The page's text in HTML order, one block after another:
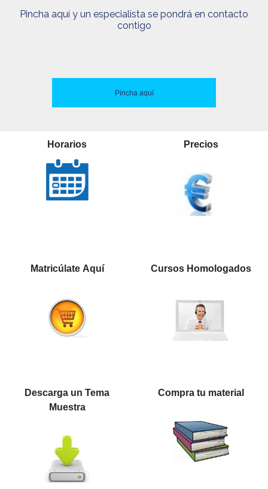
Pincha aquí y un especialista se pondrá en contacto
contigo
Pincha aquí
Horarios Precios
Matricúlate Aquí Cursos Homologados
Descarga un Tema
Muestra
Compra tu material